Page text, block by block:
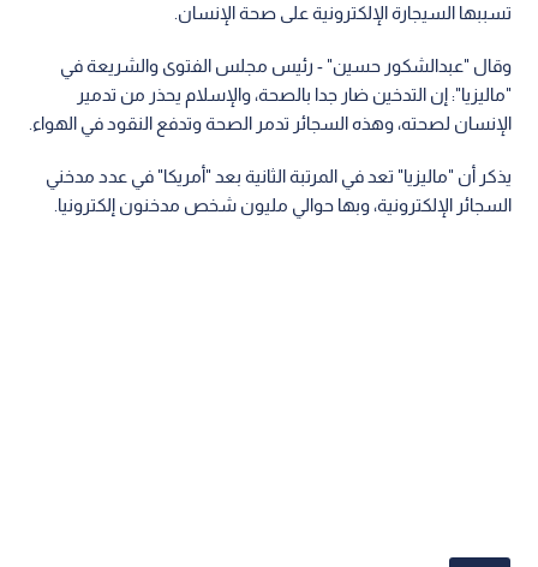
تسببها السيجارة الإلكترونية على صحة الإنسان.
وقال "عبدالشكور حسين" - رئيس مجلس الفتوى والشريعة في
"ماليزيا": إن التدخين ضار جدا بالصحة، والإسلام يحذر من تدمير
الإنسان لصحته، وهذه السجائر تدمر الصحة وتدفع النقود في الهواء.
يذكر أن "ماليزيا" تعد في المرتبة الثانية بعد "أمريكا" في عدد مدخني
السجائر الإلكترونية، وبها حوالي مليون شخص مدخنون إلكترونيا.